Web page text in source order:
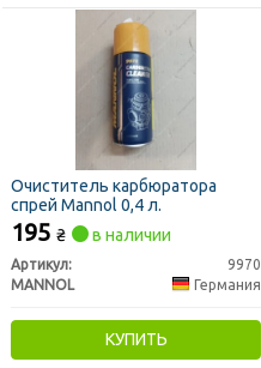
Очиститель карбюратора
спрей Mannol 0,4 л.
195 ₴ в наличии
Артикул:
9970
MANNOL
Германия
КУПИТЬ